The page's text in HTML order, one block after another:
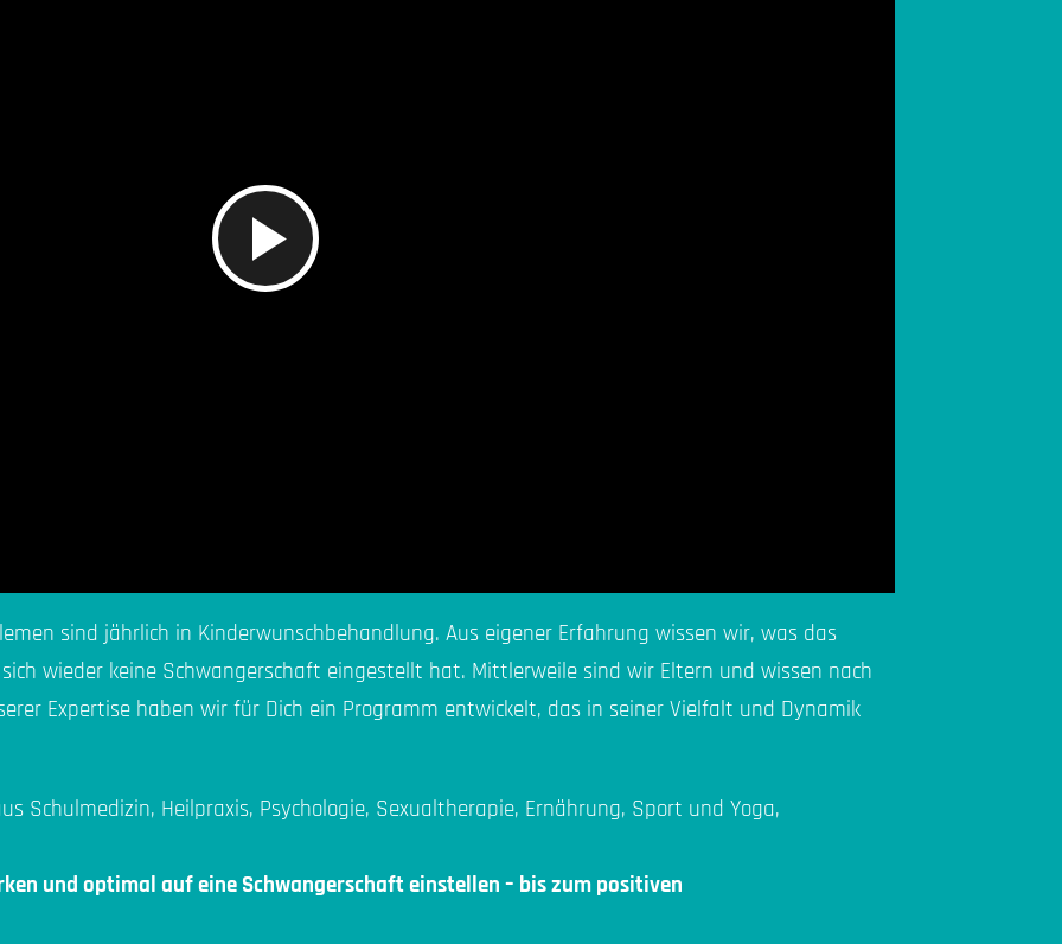
Video
sind jährlich in Kinderwunschbehandlung. Aus eigener Erfahrung wissen wir, was das
wieder keine Schwangerschaft eingestellt hat. Mittlerweile sind wir Eltern und wissen nach
Expertise haben wir für Dich ein Programm entwickelt, das in seiner Vielfalt und Dynamik
Schulmedizin, Heilpraxis, Psychologie, Sexualtherapie, Ernährung, Sport und Yoga,
und optimal auf eine Schwangerschaft einstellen – bis zum positiven